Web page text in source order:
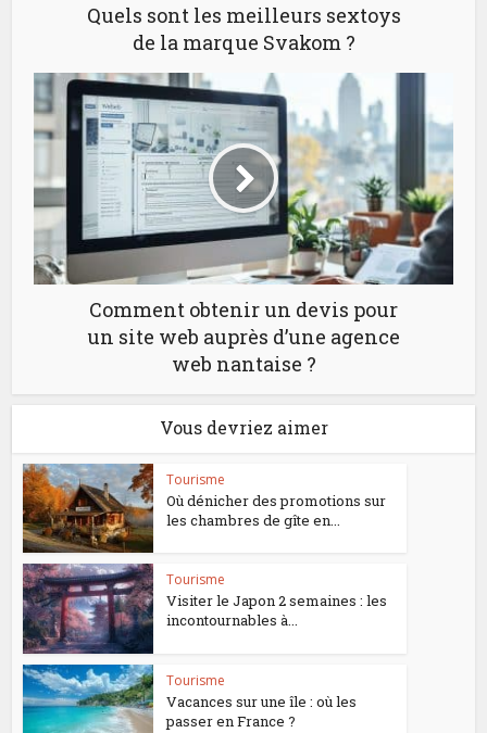
Quels sont les meilleurs sextoys
de la marque Svakom ?
Comment obtenir un devis pour
un site web auprès d’une agence
web nantaise ?
Vous devriez aimer
Tourisme
Où dénicher des promotions sur
les chambres de gîte en...
Tourisme
Visiter le Japon 2 semaines : les
incontournables à...
Tourisme
Vacances sur une île : où les
passer en France ?